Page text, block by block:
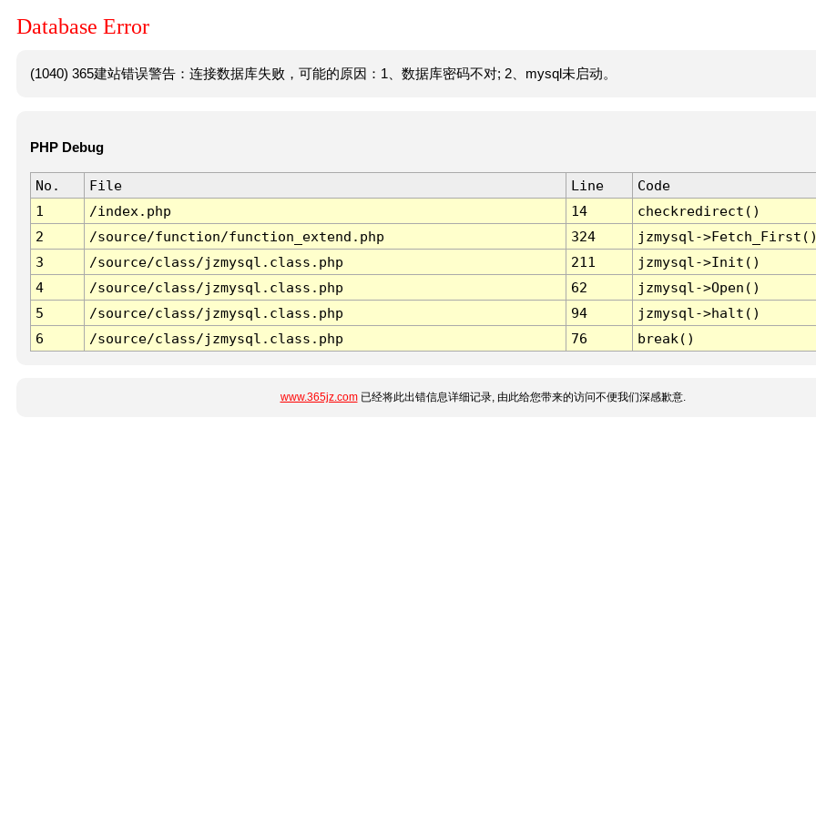
Database Error
(1040) 365建站错误警告：连接数据库失败，可能的原因：1、数据库密码不对; 2、mysql未启动。
PHP Debug
No. File Line
Code
1
/index.php 14
checkredirect()
2
/source/function/function_extend.php 324
jzmysql-
3
/source/class/jzmysql.class.php 211
jzmysql->Init()
4
/source/class/jzmysql.class.php 62
jzmysql->Open()
5
/source/class/jzmysql.class.php 94
jzmysql->halt()
6
/source/class/jzmysql.class.php 76 break()
www.365jz.com已经将此出错信息详细记录, 由此给您带来的访问不便我们深感歉意.